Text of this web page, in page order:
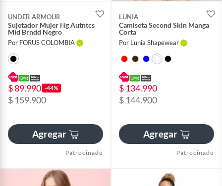
UNDER ARMOUR
Sujetador Mujer Hg Autntcs
Mid Brndd Negro
Por FORUS COLOMBIA
$ 89.990 -44%
$ 159.900
Agregar
Patrocinado
LUNIA
Camiseta Second Skin Manga
Corta
Por Lunia Shapewear
$ 134.990
$ 144.900
Agregar
Patrocinado